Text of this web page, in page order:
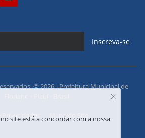
Inscreva-se
© 2026 - Prefeitura Municipal de
Privacidades Mapa do Site
site está a concordar com a nossa